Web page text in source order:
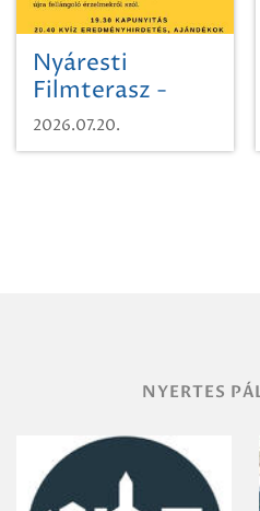
Nyáresti
Filmterasz -
Beugró a
Paradicsomba
2026.07.20.
NYERTES